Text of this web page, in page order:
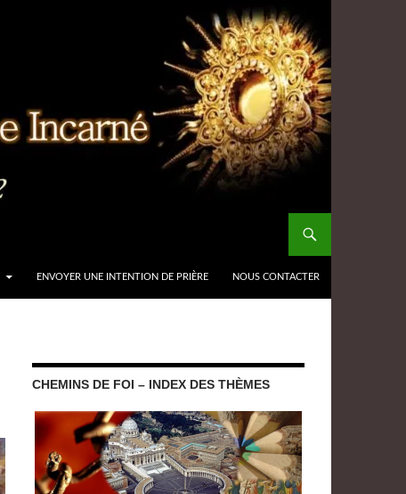
ENVOYER UNE INTENTION DE PRIÈRE NOUS CONTACTER
CHEMINS DE FOI – INDEX DES THÈMES